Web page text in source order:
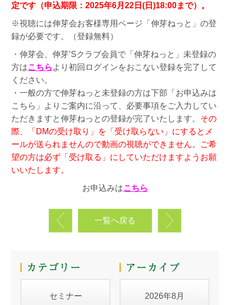
定です（申込期限：2025年6月22日(日)18:00まで）。
※視聴には伸芽会お客様専用ページ「伸芽ねっと」の登
録が必要です。（登録無料）
・伸芽会、伸芽’Sクラブ会員で「伸芽ねっと」未登録の
方はこちら より初回ログインをおこない登録を完了して
ください。
・一般の方で伸芽ねっと未登録の方は下部「お申込みは
こちら」よりご案内に沿って、必要事項をご入力してい
ただきますと伸芽ねっとの登録が完了いたします。 その
際、「DMの受け取り」を「受け取らない」にするとメ
ールが送られませんので動画の視聴ができません。ご希
望の方は必ず「受け取る」にしていただけますようお願
いいたします。
お申込みはこちら
一覧へ戻る
セミナー 2026年8月